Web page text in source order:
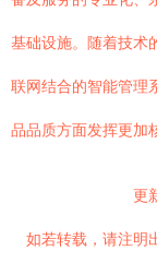
基础设施。随着技术
联网结合的智能管理
品品质方面发挥更加
更
如若转载，请注明